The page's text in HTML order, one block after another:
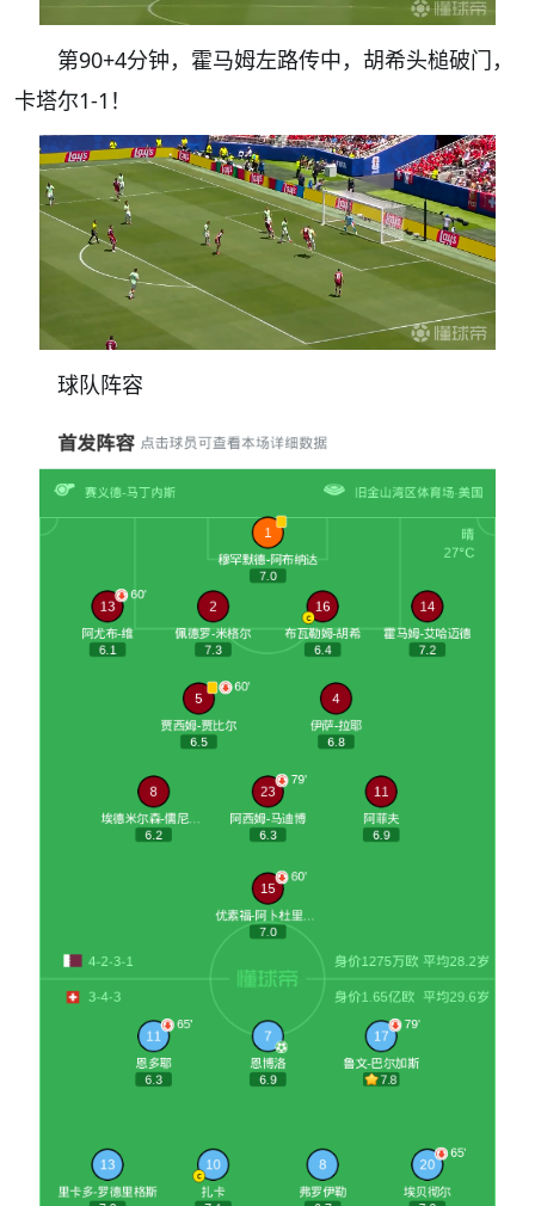
第90+4分钟，霍马姆左路传中，胡希头槌破门，
卡塔尔1-1！
球队阵容